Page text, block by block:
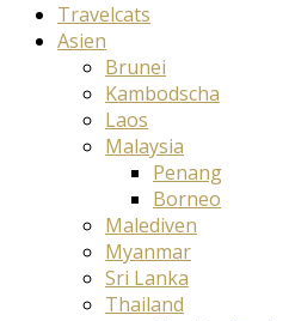
Travelcats
Asien
Brunei
Kambodscha
Laos
Malaysia
Penang
Borneo
Malediven
Myanmar
Sri Lanka
Thailand